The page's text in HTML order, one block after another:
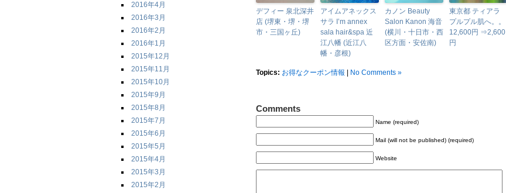
2016年4月
2016年3月
2016年2月
2016年1月
2015年12月
2015年11月
2015年10月
2015年9月
2015年8月
2015年7月
2015年6月
2015年5月
2015年4月
2015年3月
2015年2月
デフィー 泉北深井
店 (堺東・堺・堺
市・三国ヶ丘)
アイムアネックス
サラ I’m annex
sala hair&spa 近
江八幡 (近江八
幡・彦根)
カノン Beauty
Salon Kanon 海音
(横川・十日市・西
区方面・安佐南)
東京都 ティアラ
プルプル肌へ。。
12,600円 ⇒2,600
円
Topics: お得なクーポン情報 No Comments »
Comments
Name (required)
Mail (will not be published) (required)
Website